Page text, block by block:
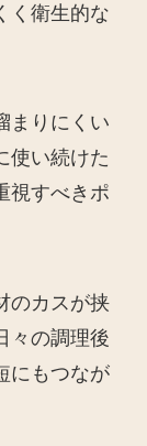
く衛生的な
まりにくい
使い続けた
視すべきポ
のカスが挟
々の調理後
にもつなが